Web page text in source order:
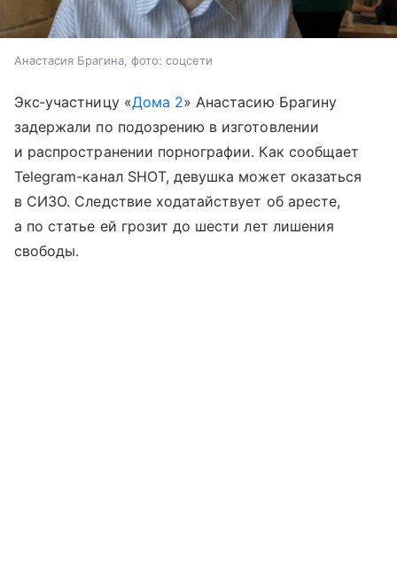
Анастасия Брагина, фото: соцсети
Экс‑участницу «Дома 2» Анастасию Брагину
задержали по подозрению в изготовлении
и распространении порнографии. Как сообщает
Telegram-канал SHOT, девушка может оказаться
в СИЗО. Следствие ходатайствует об аресте,
а по статье ей грозит до шести лет лишения
свободы.